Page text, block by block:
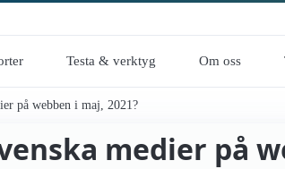
Testa & verktyg Om oss
på webben i maj, 2021?
medier på